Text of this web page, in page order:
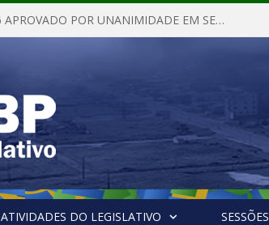
PROJETO DE LEI 002/2026 APROVADO POR UNANIMIDADE EM SESSÃO ORDINÁRIA NESTA QUINTA – FEIRA 28 DE MAIO DE 2026
ATIVIDADES DO LEGISLATIVO SESSÕES